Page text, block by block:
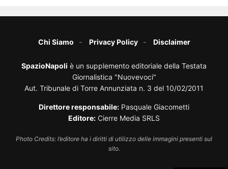
Chi Siamo Privacy Policy Disclaimer
SpazioNapoli è un supplemento editoriale della Testata
Giornalistica "Nuovevoci"
Aut. Tribunale di Torre Annunziata n. 3 del 10/02/2011
Direttore responsabile: Pasquale Giacometti
Editore: Cierre Media SRLS
Photo Credits: l’editore ha i diritti di utilizzo delle immagini presenti sul
sito.